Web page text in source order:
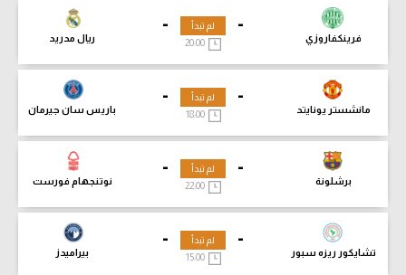
-
فرينكفاروزي
-
ريال مدريد
لم تبدأ
-
مانشستر يونايتد
-
باريس سان جيرمان
لم تبدأ
18:00
-
برشلونة
-
نوتنجهام فورست
لم تبدأ
-
تشايكور ريزه سبور
-
بيراميدز
لم تبدأ
15:00